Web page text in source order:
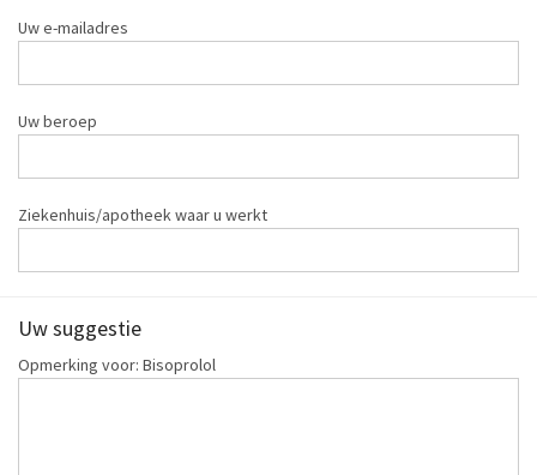
Uw e-mailadres
Uw beroep
Ziekenhuis/apotheek waar u werkt
Uw suggestie
Opmerking voor: Bisoprolol